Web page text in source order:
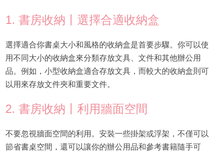
1. 書房收納丨選擇合適收納盒
選擇適合你書桌大小和風格的收納盒是首要步驟。你可以使
用不同大小的收納盒來分類存放文具、文件和其他辦公用
品。例如，小型收納盒適合存放文具，而較大的收納盒則可
以用來存放文件夾和重要文件。
2. 書房收納丨利用牆面空間
不要忽視牆面空間的利用。安裝一些掛架或浮架，不僅可以
節省書桌空間，還可以讓你的辦公用品和參考書籍隨手可